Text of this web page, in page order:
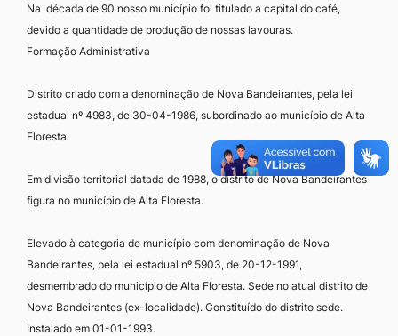
Na década de 90 nosso município foi titulado a capital do café,
devido a quantidade de produção de nossas lavouras.
Formação Administrativa
Distrito criado com a denominação de Nova Bandeirantes, pela lei
estadual nº 4983, de 30-04-1986, subordinado ao município de Alta
Floresta.
Em divisão territorial datada de 1988, o distrito de Nova Bandeirantes
figura no município de Alta Floresta.
Elevado à categoria de município com denominação de Nova
Bandeirantes, pela lei estadual nº 5903, de 20-12-1991,
desmembrado do município de Alta Floresta. Sede no atual distrito de
Nova Bandeirantes (ex-localidade). Constituído do distrito sede.
Instalado em 01-01-1993.